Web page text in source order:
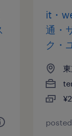
it・
通・
ク・